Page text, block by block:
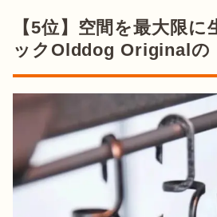
【5位】空間を最大限に
ックOlddog Originalの